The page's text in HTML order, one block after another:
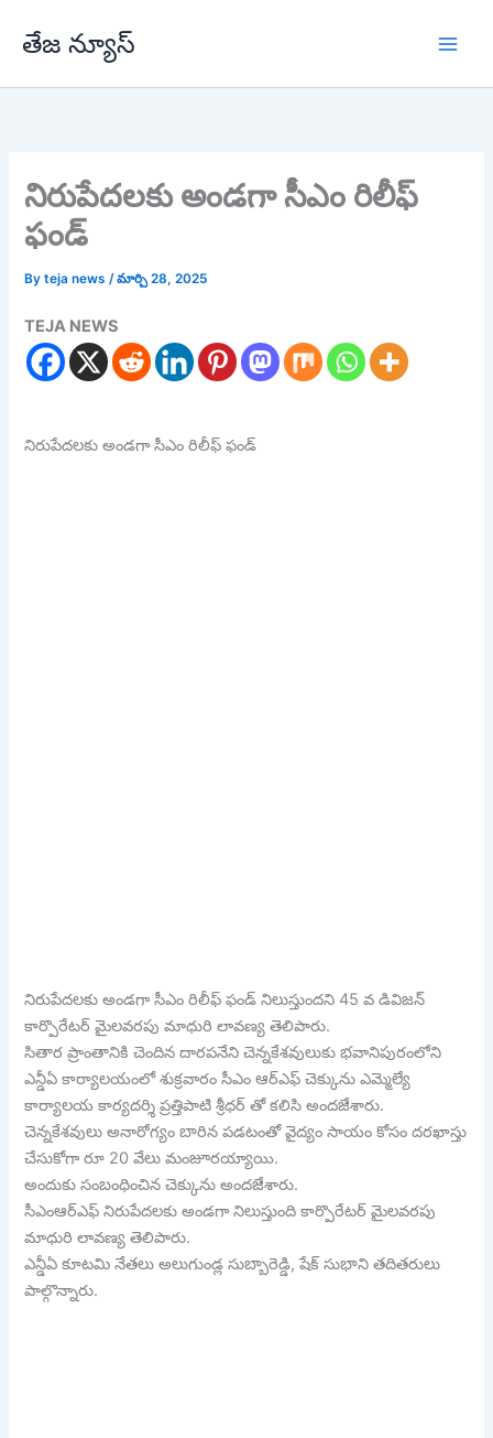
తేజ న్యూస్
నిరుపేదలకు అండగా సీఎం రిలీఫ్
ఫండ్
Byteja news/మార్చి 28, 2025
TEJA NEWS
నిరుపేదలకు అండగా సీఎం రిలీఫ్ ఫండ్
నిరుపేదలకు అండగా సీఎం రిలీఫ్ ఫండ్ నిలుస్తుందని 45 వ డివిజన్
కార్పొరేటర్ మైలవరపు మాధురి లావణ్య తెలిపారు.
సితార ప్రాంతానికి చెందిన దారపనేని చెన్నకేశవులుకు భవానిపురంలోని
ఎన్డీఏ కార్యాలయంలో శుక్రవారం సీఎం ఆర్ఎఫ్ చెక్కును ఎమ్మెల్యే
కార్యాలయ కార్యదర్శి ప్రత్తిపాటి శ్రీధర్ తో కలిసి అందజేశారు.
చెన్నకేశవులు అనారోగ్యం బారిన పడటంతో వైద్యం సాయం కోసం దరఖాస్తు
చేసుకోగా రూ 20 వేలు మంజూరయ్యాయి.
అందుకు సంబంధించిన చెక్కును అందజేశారు.
సీఎంఆర్ఎఫ్ నిరుపేదలకు అండగా నిలుస్తుంది కార్పొరేటర్ మైలవరపు
మాధురి లావణ్య తెలిపారు.
ఎన్డీఏ కూటమి నేతలు అలుగుండ్ల సుబ్బారెడ్డి, షేక్ సుభాని తదితరులు
పాల్గొన్నారు.